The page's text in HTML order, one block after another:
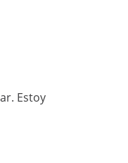
Estoy